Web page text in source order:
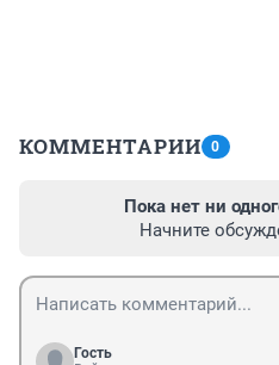
КОММЕНТАРИИ 0
Пока нет ни
Начните
Гость